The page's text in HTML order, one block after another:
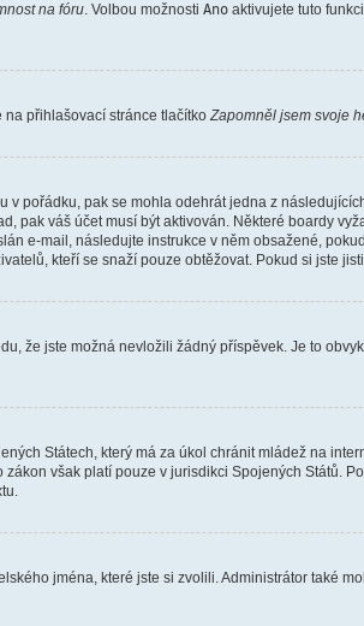
na fóru . Volbou možnosti Ano aktivujete tuto
na přihlašovací stránce tlačítko Zapomněl jsem svoje
pořádku, pak se mohla odehrát jedna z
pak váš účet musí být aktivován. Některé boardy
e-mail, následujte instrukce v něm obsažené,
kteří se snaží pouze obtěžovat. Pokud si jste
že jste možná nevložili žádný příspěvek. Je to
Státech, který má za úkol chránit mládež na
však platí pouze v jurisdikci Spojených Států.
jména, které jste si zvolili. Administrátor také